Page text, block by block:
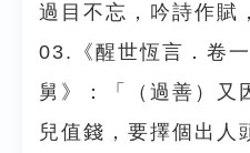
過目不忘，吟詩作賦
03.《醒世恆言．卷
舅》：「（過善）又
兒值錢，要擇個出人